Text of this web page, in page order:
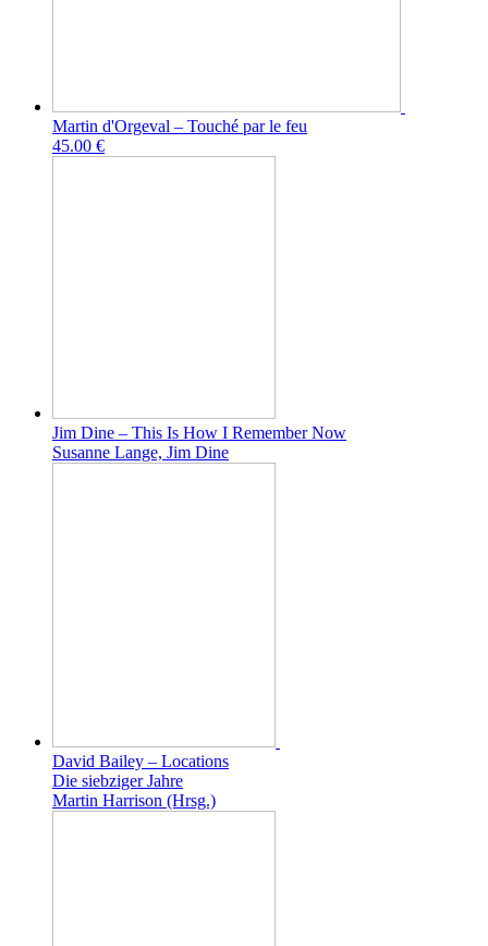
Martin d'Orgeval – Touché par le feu
45.00 €
Jim Dine – This Is How I Remember Now
Susanne Lange, Jim Dine
David Bailey – Locations
Die siebziger Jahre
Martin Harrison (Hrsg.)